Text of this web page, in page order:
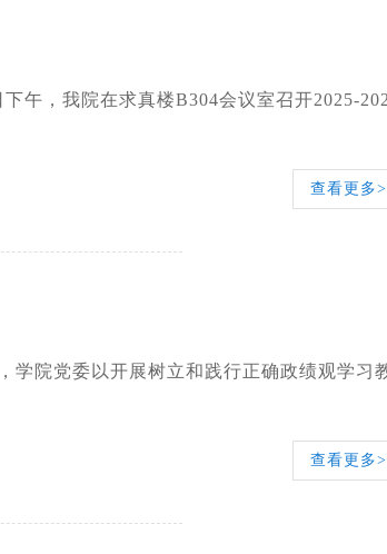
午，我院在求真楼B304会议室召开2025-
查看更多>
学院党委以开展树立和践行正确政绩观学习
查看更多>